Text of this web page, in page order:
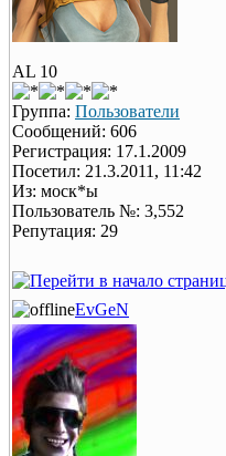
AL 10
Группа: Пользователи
Сообщений: 606
Регистрация: 17.1.2009
Посетил: 21.3.2011, 11:42
Из: моск*ы
Пользователь №: 3,552
Репутация: 29
EvGeN